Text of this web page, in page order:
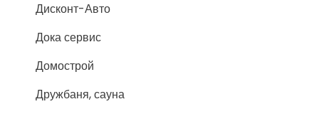
Дисконт-Авто
Дока сервис
Домострой
Дружбаня, сауна